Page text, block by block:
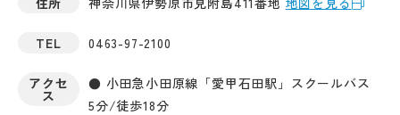
TEL 0463-97-2100
アクセ
ス
● 小田急小田原線「愛甲石田駅」スクールバス
5分/徒歩18分